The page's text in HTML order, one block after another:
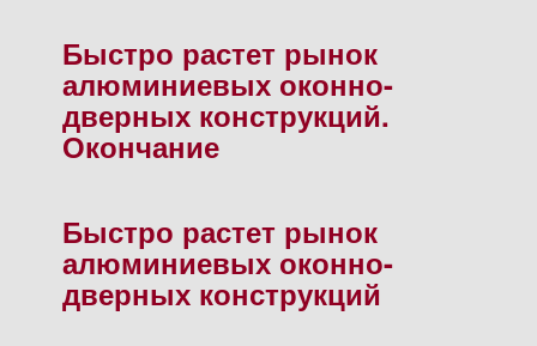
Быстро растет рынок
алюминиевых оконно-
дверных конструкций.
Окончание
Быстро растет рынок
алюминиевых оконно-
дверных конструкций